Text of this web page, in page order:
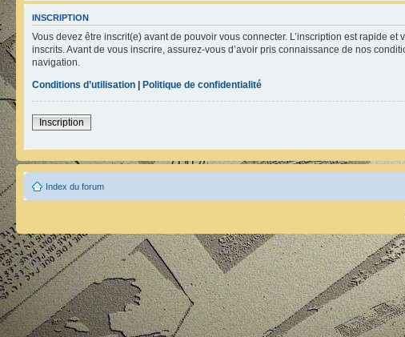
INSCRIPTION
Vous devez être inscrit(e) avant de pouvoir vous connecter. L’inscription est rapide
inscrits. Avant de vous inscrire, assurez-vous d’avoir pris connaissance de nos
navigation.
Conditions d’utilisation | Politique de confidentialité
Inscription
Index du forum